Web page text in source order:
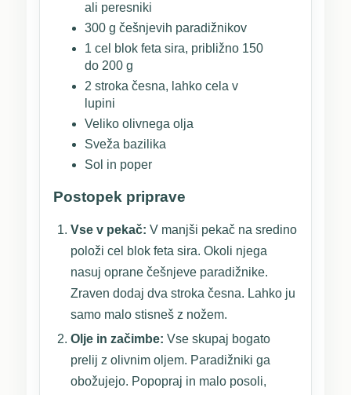
ali peresniki
300 g češnjevih paradižnikov
1 cel blok feta sira, približno 150
do 200 g
2 stroka česna, lahko cela v
lupini
Veliko olivnega olja
Sveža bazilika
Sol in poper
Postopek priprave
Vse v pekač: V manjši pekač na sredino
položi cel blok feta sira. Okoli njega
nasuj oprane češnjeve paradižnike.
Zraven dodaj dva stroka česna. Lahko ju
samo malo stisneš z nožem.
Olje in začimbe: Vse skupaj bogato
prelij z olivnim oljem. Paradižniki ga
obožujejo. Popopraj in malo posoli,